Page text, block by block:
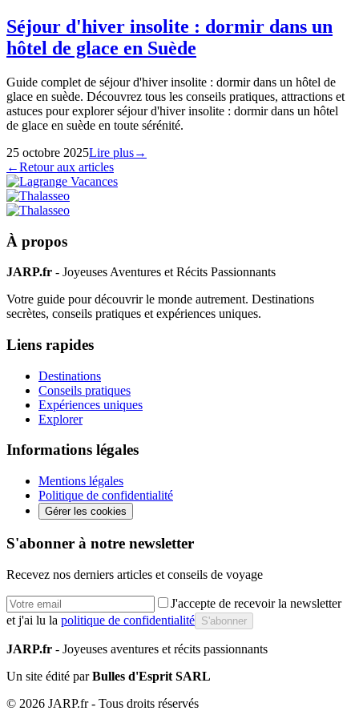
Séjour d'hiver insolite : dormir dans un
hôtel de glace en Suède
Guide complet de séjour d'hiver insolite : dormir dans un hôtel de
glace en suède. Découvrez tous les conseils pratiques, attractions et
astuces pour explorer séjour d'hiver insolite : dormir dans un hôtel
de glace en suède en toute sérénité.
25 octobre 2025Lire plus→
←Retour aux articles
À propos
JARP.fr - Joyeuses Aventures et Récits Passionnants
Votre guide pour découvrir le monde autrement. Destinations
secrètes, conseils pratiques et expériences uniques.
Liens rapides
Destinations
Conseils pratiques
Expériences uniques
Explorer
Informations légales
Mentions légales
Politique de confidentialité
Gérer les cookies
S'abonner à notre newsletter
Recevez nos derniers articles et conseils de voyage
J'accepte de recevoir la newsletter
et j'ai lu la politique de confidentialité S'abonner
JARP.fr - Joyeuses aventures et récits passionnants
Un site édité parBulles d'Esprit SARL
© 2026 JARP.fr - Tous droits réservés